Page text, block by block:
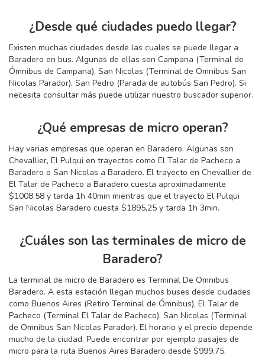
¿Desde qué ciudades puedo llegar?
Existen muchas ciudades desde las cuales se puede llegar a
Baradero en bus. Algunas de ellas son Campana (Terminal de
Ómnibus de Campana), San Nicolas (Terminal de Omnibus San
Nicolas Parador), San Pedro (Parada de autobús San Pedro). Si
necesita consultar más puede utilizar nuestro buscador superior.
¿Qué empresas de micro operan?
Hay varias empresas que operan en Baradero. Algunas son
Chevallier, El Pulqui en trayectos como El Talar de Pacheco a
Baradero o San Nicolas a Baradero. El trayecto en Chevallier de
El Talar de Pacheco a Baradero cuesta aproximadamente
$1008,58 y tarda 1h 40min mientras que el trayecto El Pulqui
San Nicolas Baradero cuesta $1895,25 y tarda 1h 3min.
¿Cuáles son las terminales de micro de
Baradero?
La terminal de micro de Baradero es Terminal De Omnibus
Baradero. A esta estación llegan muchos buses desde ciudades
como Buenos Aires (Retiro Terminal de Ómnibus), El Talar de
Pacheco (Terminal El Talar de Pacheco), San Nicolas (Terminal
de Omnibus San Nicolas Parador). El horario y el precio depende
mucho de la ciudad. Puede encontrar por ejemplo pasajes de
micro para la ruta Buenos Aires Baradero desde $999,75.